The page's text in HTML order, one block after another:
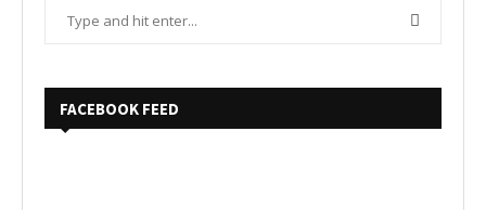
FACEBOOK FEED